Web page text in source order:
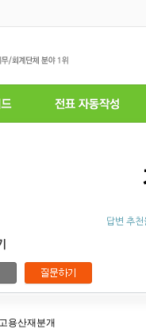
답변 추
용산재분개